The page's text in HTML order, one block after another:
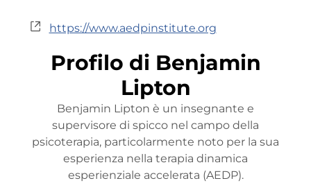
W
b
e
https://www.aedpinstitute.org
Profilo di Benjamin
Lipton
Benjamin Lipton è un insegnante e
supervisore di spicco nel campo della
psicoterapia, particolarmente noto per la sua
esperienza nella terapia dinamica
esperienziale accelerata (AEDP).